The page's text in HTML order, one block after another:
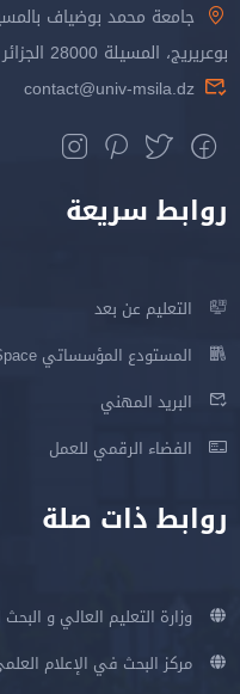
جامعة محمد بوضياف
بوعريريج، المسيلة 28000 الجزائر
contact@univ-msila.dz
روابط سريعة
التعليم عن بعد
المستودع المؤسساتي DSpace
البريد المهني
الفضاء الرقمي للعمل
روابط ذات صلة
وزارة التعليم العالي و
مركز البحث في الإعلام